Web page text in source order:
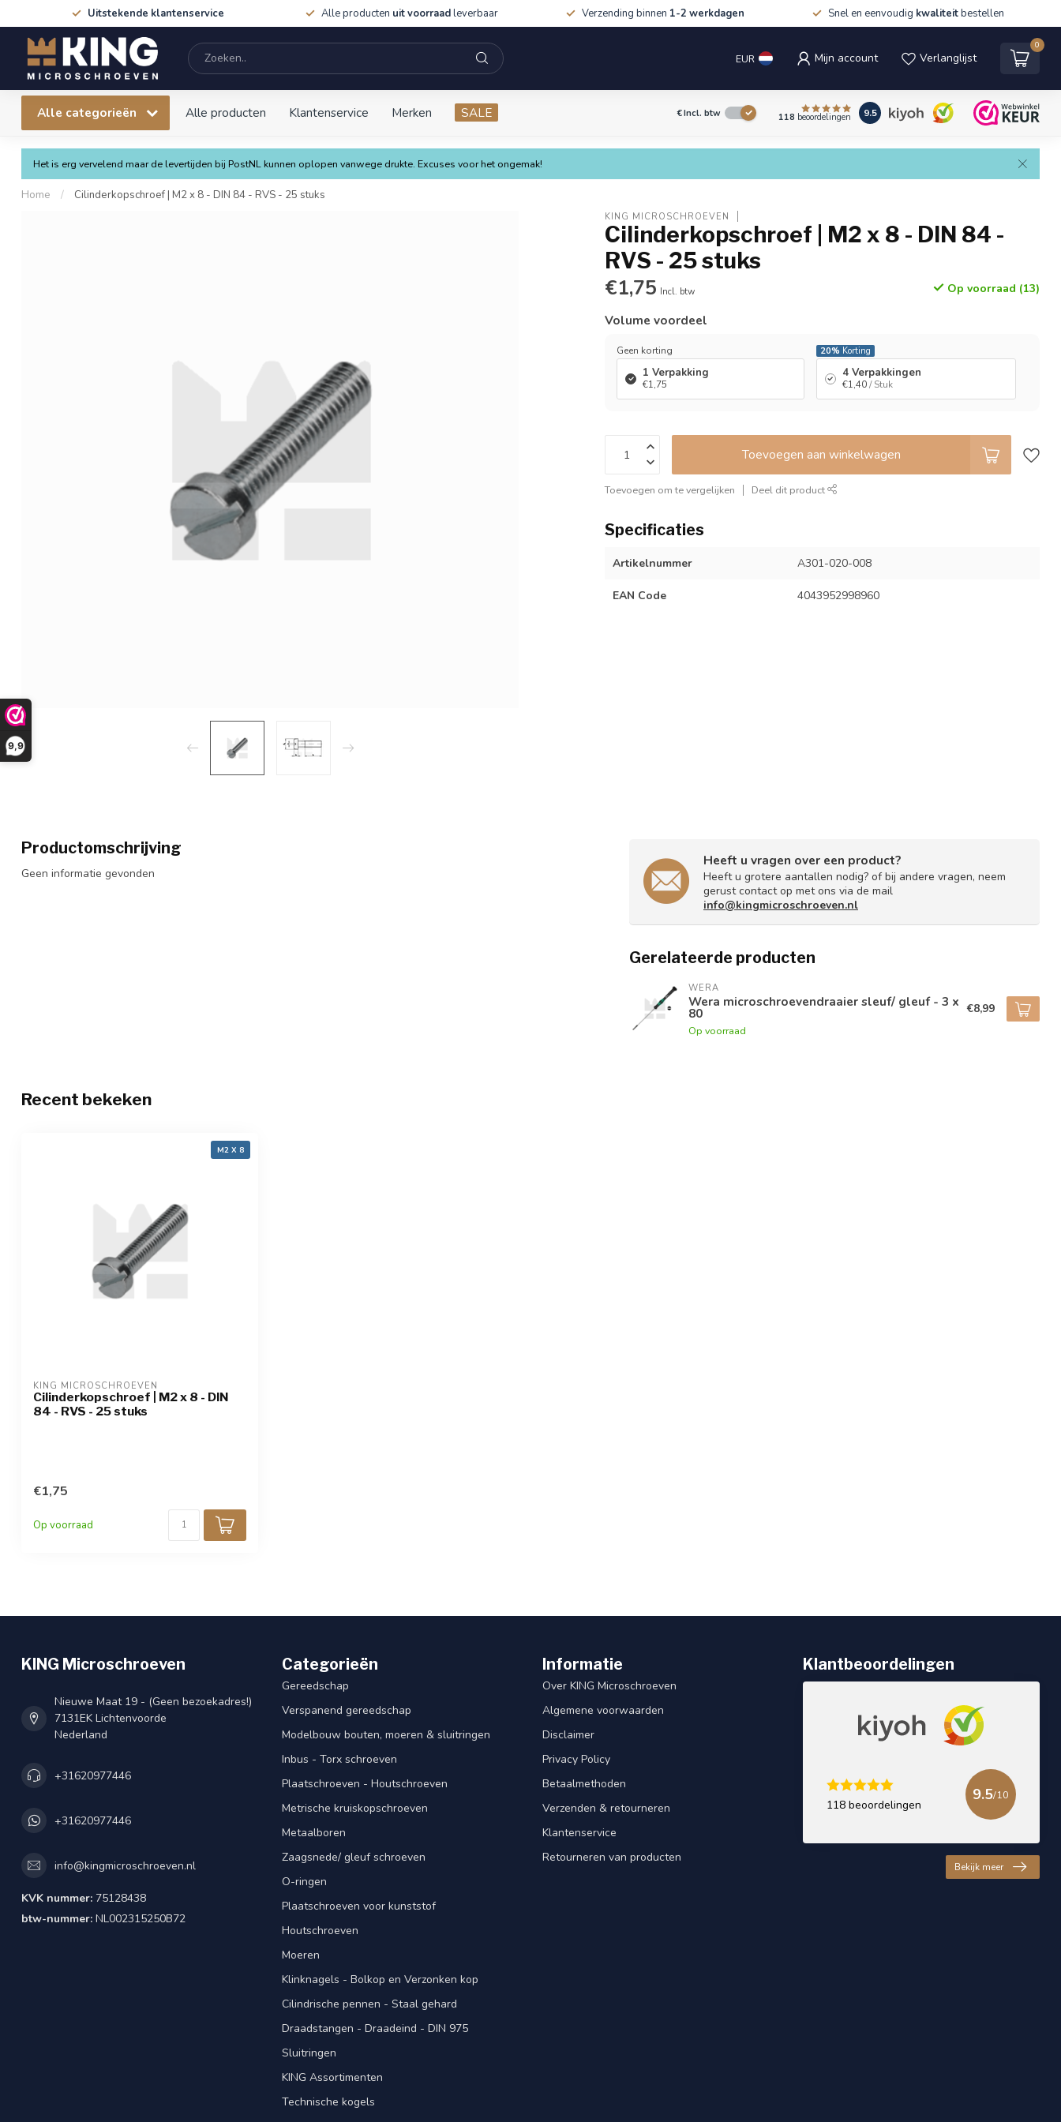
9,9
Uitstekende klantenservice Alle producten uit voorraadleverbaar Verzending binnen 1-2 werkdagen Snel en eenvoudig kwaliteitbestellen
EUR Mijn account Verlanglijst
0
Alle categorieën Alle producten Klantenservice Merken SALE €Incl. btw 118 beoordelingen 9.5
Het is erg vervelend maar de levertijden bij PostNL kunnen oplopen vanwege drukte. Excuses voor het ongemak!
Home / Cilinderkopschroef | M2 x 8 - DIN 84 - RVS - 25 stuks
KING MICROSCHROEVEN
Cilinderkopschroef | M2 x 8 - DIN 84 -
RVS - 25 stuks
€1,75 Incl. btw Op voorraad (13)
Volume voordeel
Geen korting
1 Verpakking
€1,75
20% Korting
4 Verpakkingen
€1,40 / Stuk
Toevoegen aan winkelwagen
Toevoegen om te vergelijken Deel dit product
Specificaties
Artikelnummer A301-020-008
EAN Code 4043952998960
Productomschrijving
Geen informatie gevonden
Heeft u vragen over een product?
Heeft u grotere aantallen nodig? of bij andere vragen, neem
gerust contact op met ons via de mail
info@kingmicroschroeven.nl
Gerelateerde producten
WERA
Wera microschroevendraaier sleuf/ gleuf - 3 x
80
Op voorraad
€8,99
Recent bekeken
M2 X 8
KING MICROSCHROEVEN
Cilinderkopschroef | M2 x 8 - DIN
84 - RVS - 25 stuks
€1,75
Op voorraad
KING Microschroeven
Nieuwe Maat 19 - (Geen bezoekadres!)
7131EK Lichtenvoorde
Nederland
+31620977446
+31620977446
info@kingmicroschroeven.nl
KVK nummer: 75128438
btw-nummer: NL002315250B72
Categorieën
Gereedschap
Verspanend gereedschap
Modelbouw bouten, moeren & sluitringen
Inbus - Torx schroeven
Plaatschroeven - Houtschroeven
Metrische kruiskopschroeven
Metaalboren
Zaagsnede/ gleuf schroeven
O-ringen
Plaatschroeven voor kunststof
Houtschroeven
Moeren
Klinknagels - Bolkop en Verzonken kop
Cilindrische pennen - Staal gehard
Draadstangen - Draadeind - DIN 975
Sluitringen
KING Assortimenten
Technische kogels
Informatie
Over KING Microschroeven
Algemene voorwaarden
Disclaimer
Privacy Policy
Betaalmethoden
Verzenden & retourneren
Klantenservice
Retourneren van producten
Klantbeoordelingen
118 beoordelingen
9.5/10
Bekijk meer